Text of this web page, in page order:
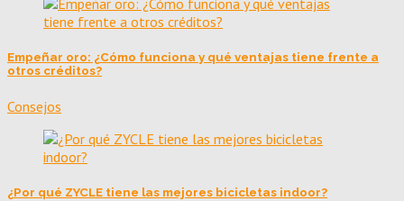
Empeñar oro: ¿Cómo funciona y qué ventajas tiene frente a
otros créditos?
Consejos
¿Por qué ZYCLE tiene las mejores bicicletas indoor?